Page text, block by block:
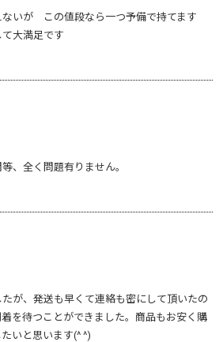
ないが この値段なら一つ予備で持てます
大満足です
、全く問題有りません。
が、発送も早くて連絡も密にして頂いたの
を待つことができました。商品もお安く購
いと思います(^ ^)